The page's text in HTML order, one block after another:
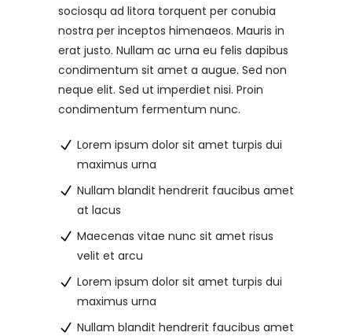
sociosqu ad litora torquent per conubia
nostra per inceptos himenaeos. Mauris in
erat justo. Nullam ac urna eu felis dapibus
condimentum sit amet a augue. Sed non
neque elit. Sed ut imperdiet nisi. Proin
condimentum fermentum nunc.
Lorem ipsum dolor sit amet turpis dui
maximus urna
Nullam blandit hendrerit faucibus amet
at lacus
Maecenas vitae nunc sit amet risus
velit et arcu
Lorem ipsum dolor sit amet turpis dui
maximus urna
Nullam blandit hendrerit faucibus amet